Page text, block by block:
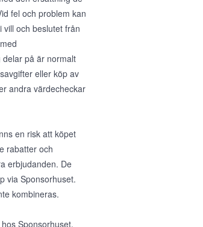
fel och problem kan
och beslutet från
på är normalt
eller köp av
andra värdecheckar
en risk att köpet
rabatter och
erbjudanden. De
via Sponsorhuset.
kombineras.
Sponsorhuset.